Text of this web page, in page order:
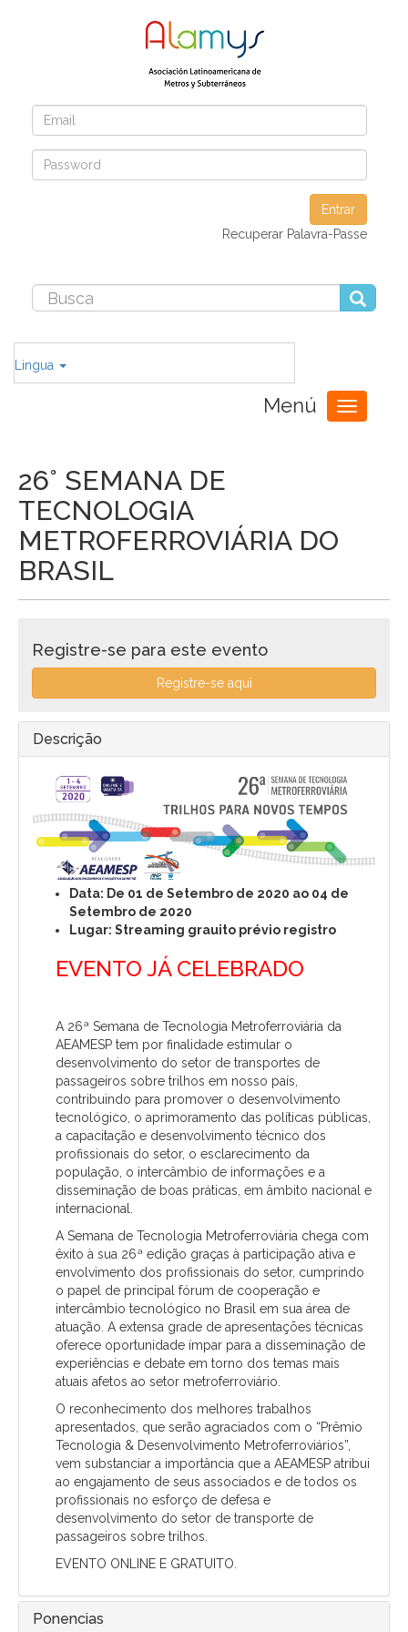
Entrar
Recuperar Palavra-Passe
Lingua
Menú
Toggle
navigation
26° SEMANA DE
TECNOLOGIA
METROFERROVIÁRIA DO
BRASIL
Registre-se para este evento
Registre-se aqui
Descrição
Data: De 01 de Setembro de 2020 ao 04 de
Setembro de 2020
Lugar: Streaming grauito prévio registro
EVENTO JÁ CELEBRADO
A 26ª Semana de Tecnologia Metroferroviária da
AEAMESP tem por finalidade estimular o
desenvolvimento do setor de transportes de
passageiros sobre trilhos em nosso país,
contribuindo para promover o desenvolvimento
tecnológico, o aprimoramento das políticas públicas,
a capacitação e desenvolvimento técnico dos
profissionais do setor, o esclarecimento da
população, o intercâmbio de informações e a
disseminação de boas práticas, em âmbito nacional e
internacional.
A Semana de Tecnologia Metroferroviária chega com
êxito à sua 26ª edição graças à participação ativa e
envolvimento dos profissionais do setor, cumprindo
o papel de principal fórum de cooperação e
intercâmbio tecnológico no Brasil em sua área de
atuação. A extensa grade de apresentações técnicas
oferece oportunidade ímpar para a disseminação de
experiências e debate em torno dos temas mais
atuais afetos ao setor metroferroviário.
O reconhecimento dos melhores trabalhos
apresentados, que serão agraciados com o “Prêmio
Tecnologia & Desenvolvimento Metroferroviários”,
vem substanciar a importância que a AEAMESP atribui
ao engajamento de seus associados e de todos os
profissionais no esforço de defesa e
desenvolvimento do setor de transporte de
passageiros sobre trilhos.
EVENTO ONLINE E GRATUITO.
Ponencias